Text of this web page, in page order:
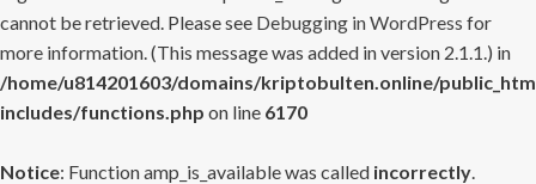
cannot be retrieved. Please see Debugging in WordPress for
more information. (This message was added in version 2.1.1.) in
/home/u814201603/domains/kriptobulten.online/
includes/functions.php on line 6170
Notice: Function amp_is_available was called incorrectly.